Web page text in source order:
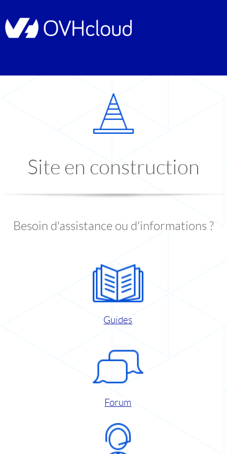
Site en construction
Besoin d'assistance ou d'informations ?
Guides
Forum